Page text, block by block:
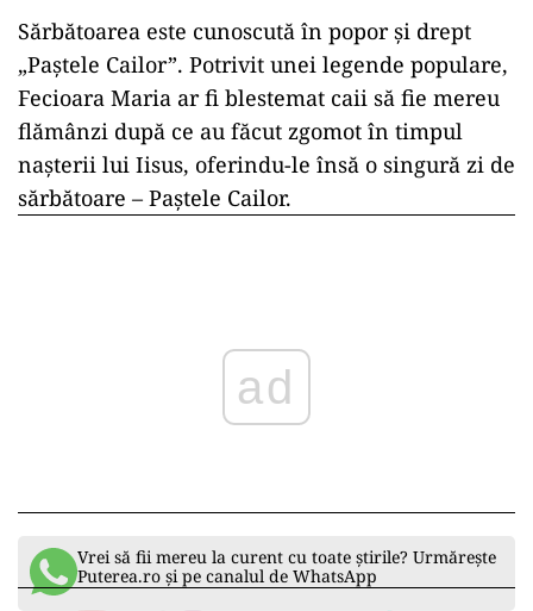
Sărbătoarea este cunoscută în popor și drept
„Paștele Cailor”. Potrivit unei legende populare,
Fecioara Maria ar fi blestemat caii să fie mereu
flămânzi după ce au făcut zgomot în timpul
nașterii lui Iisus, oferindu-le însă o singură zi de
sărbătoare – Paștele Cailor.
ad
Vrei să fii mereu la curent cu toate știrile? Urmărește
Puterea.ro și pe canalul de WhatsApp